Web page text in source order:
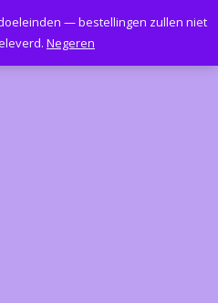
— bestellingen zullen niet
Negeren